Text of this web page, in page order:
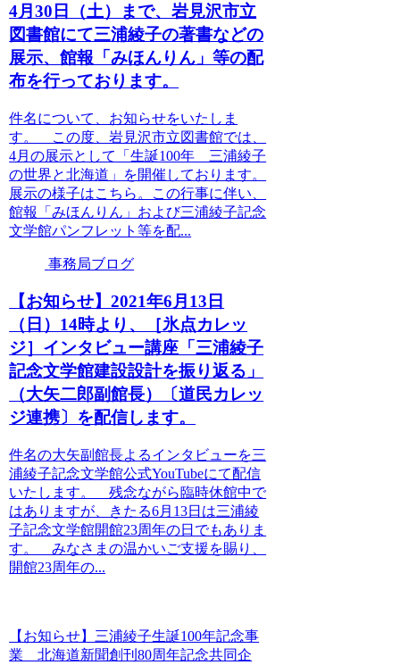
4月30日（土）まで、岩見沢市立
図書館にて三浦綾子の著書などの
展示、館報「みほんりん」等の配
布を行っております。
件名について、お知らせをいたしま
す。 この度、岩見沢市立図書館では、
4月の展示として「生誕100年 三浦綾子
の世界と北海道」を開催しております。
展示の様子はこちら。この行事に伴い、
館報「みほんりん」および三浦綾子記念
文学館パンフレット等を配...
事務局ブログ
【お知らせ】2021年6月13日
（日）14時より、［氷点カレッ
ジ］インタビュー講座「三浦綾子
記念文学館建設設計を振り返る」
（大矢二郎副館長）〔道民カレッ
ジ連携〕を配信します。
件名の大矢副館長よるインタビューを三
浦綾子記念文学館公式YouTubeにて配信
いたします。 残念ながら臨時休館中で
はありますが、きたる6月13日は三浦綾
子記念文学館開館23周年の日でもありま
す。 みなさまの温かいご支援を賜り、
開館23周年の...
【お知らせ】三浦綾子生誕100年記念事
業 北海道新聞創刊80周年記念共同企